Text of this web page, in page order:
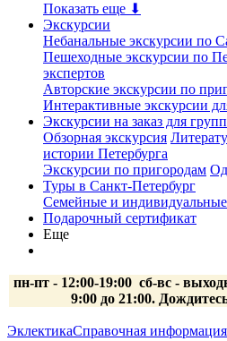
Показать еще ⬇
Экскурсии
Небанальные экскурсии по
Пешеходные экскурсии по
экспертов
Авторские экскурсии по
Интерактивные экскурсии
Экскурсии на заказ для
Обзорная экскурсия
истории Петербурга
Экскурсии по пригородам
Туры в Санкт-Петербург
Семейные и
Подарочный сертификат
Еще
пн-пт - 12:00-19:00 сб-вс -
9:00 до 21:00.
ЭклектикаСправочная информация